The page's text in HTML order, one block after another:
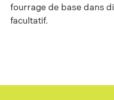
fourrage de base dans
facultatif.